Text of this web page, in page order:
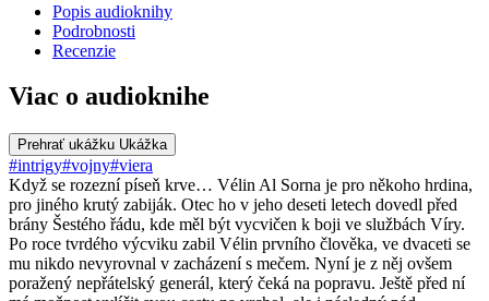
Popis audioknihy
Podrobnosti
Recenzie
Viac o audioknihe
Prehrať ukážku Ukážka
#intrigy#vojny#viera
Když se rozezní píseň krve… Vélin Al Sorna je pro někoho hrdina,
pro jiného krutý zabiják. Otec ho v jeho deseti letech dovedl před
brány Šestého řádu, kde měl být vycvičen k boji ve službách Víry.
Po roce tvrdého výcviku zabil Vélin prvního člověka, ve dvaceti se
mu nikdo nevyrovnal v zacházení s mečem. Nyní je z něj ovšem
poražený nepřátelský generál, který čeká na popravu. Ještě před ní